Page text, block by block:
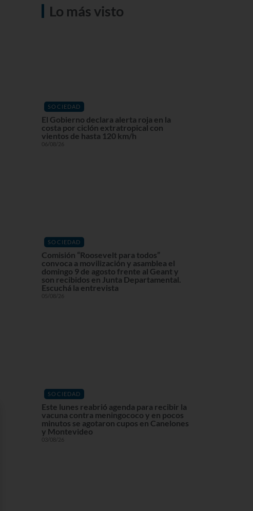
Lo más visto
SOCIEDAD
El Gobierno declara alerta roja en la
costa por ciclón extratropical con
vientos de hasta 120 km/h
06/08/26
SOCIEDAD
Comisión “Roosevelt para todos”
convoca a movilización y asamblea el
domingo 9 de agosto frente al Geant y
son recibidos en Junta Departamental.
Escuchá la entrevista
05/08/26
SOCIEDAD
Este lunes reabrió agenda para recibir la
vacuna contra meningococo y en pocos
minutos se agotaron cupos en Canelones
y Montevideo
03/08/26